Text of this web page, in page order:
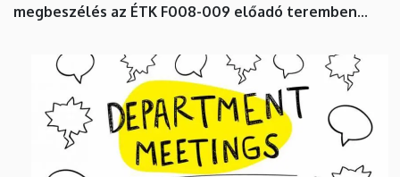
megbeszélés az ÉTK F008-009 előadó teremben...